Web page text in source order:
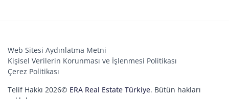
Web Sitesi Aydınlatma Metni
Kişisel Verilerin Korunması ve İşlenmesi Politikası
Çerez Politikası
Telif Hakkı 2026© ERA Real Estate Türkiye. Bütün hakları